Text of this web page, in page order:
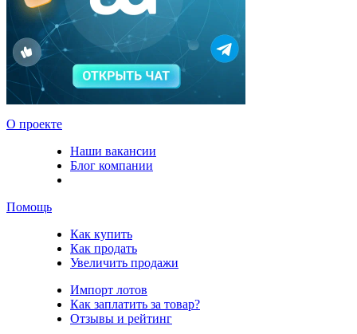
О проекте
Наши вакансии
Блог компании
Помощь
Как купить
Как продать
Увеличить продажи
Импорт лотов
Как заплатить за товар?
Отзывы и рейтинг